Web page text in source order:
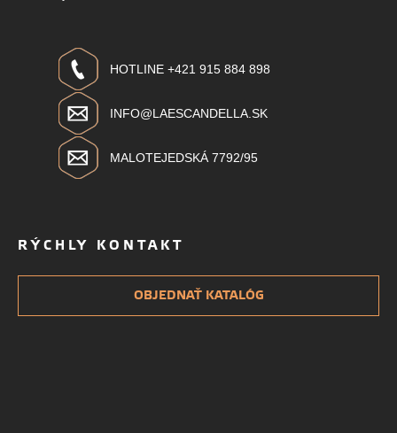
HOTLINE +421 915 884 898
INFO@LAESCANDELLA.SK
MALOTEJEDSKÁ 7792/95
RÝCHLY KONTAKT
OBJEDNAŤ KATALÓG